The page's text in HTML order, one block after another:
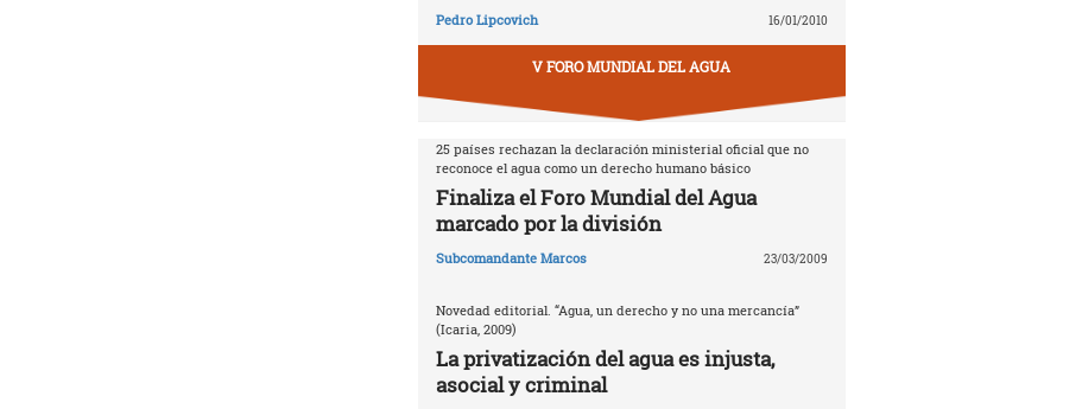
Pedro Lipcovich 16/01/2010
V FORO MUNDIAL DEL AGUA
25 países rechazan la declaración ministerial oficial que no
reconoce el agua como un derecho humano básico
Finaliza el Foro Mundial del Agua
marcado por la división
Subcomandante Marcos 23/03/2009
Novedad editorial. “Agua, un derecho y no una mercancía”
(Icaria, 2009)
La privatización del agua es injusta,
asocial y criminal